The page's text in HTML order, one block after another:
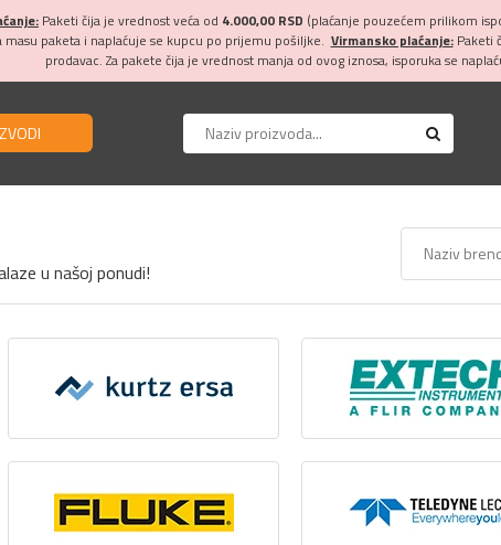
Paketi čija je vrednost veća od 4.000,00 RSD (plaćanje pouzećem prilikom
masu paketa i naplaćuje se kupcu po prijemu pošiljke. Virmansko plaćanje:Paketi
prodavac. Za pakete čija je vrednost manja od ovog iznosa, isporuka se
u našoj ponudi!